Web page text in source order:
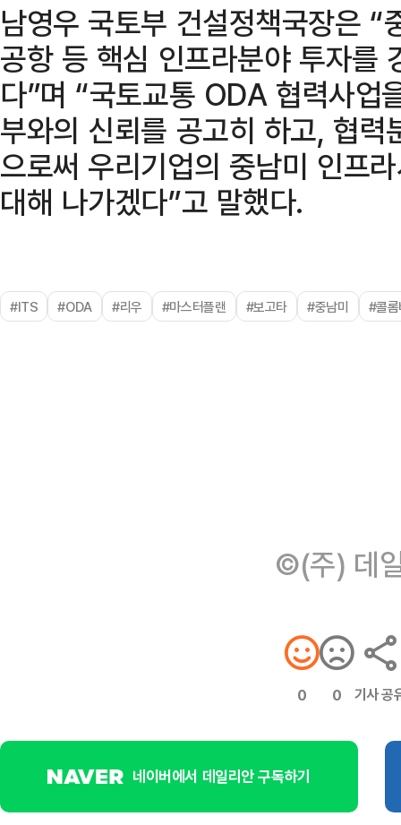
남영우 국토부 건설정책국장은
공항 등 핵심 인프라분야 투자를
다”며 “국토교통 ODA 협력사업
부와의 신뢰를 공고히 하고, 협
으로써 우리기업의 중남미 인프
대해 나가겠다”고 말했다.
#ITS #ODA #리우 #마스터플랜 #보고타 #중남미 #콜
©(주) 데
0 0 기사 공
네이버에서 데일리안 구독하기